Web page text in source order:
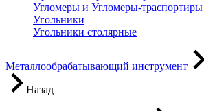
Угломеры и Угломеры-траспортиры
Угольники
Угольники столярные
Металлообрабатывающий инструмент
Назад